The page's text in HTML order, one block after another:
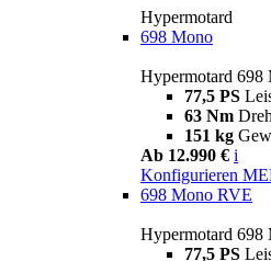
Hypermotard
698 Mono
Hypermotard 698
77,5 PS
63 Nm
151 kg
Ab 12.990 € i
Konfigurieren
698 Mono RVE
Hypermotard 698
77,5 PS